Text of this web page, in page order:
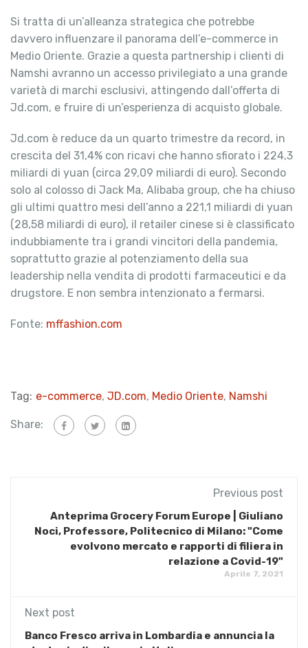
Si tratta di un’alleanza strategica che potrebbe
davvero influenzare il panorama dell’e-commerce in
Medio Oriente. Grazie a questa partnership i clienti di
Namshi avranno un accesso privilegiato a una grande
varietà di marchi esclusivi, attingendo dall’offerta di
Jd.com, e fruire di un’esperienza di acquisto globale.
Jd.com è reduce da un quarto trimestre da record, in
crescita del 31,4% con ricavi che hanno sfiorato i 224,3
miliardi di yuan (circa 29,09 miliardi di euro). Secondo
solo al colosso di Jack Ma, Alibaba group, che ha chiuso
gli ultimi quattro mesi dell’anno a 221,1 miliardi di yuan
(28,58 miliardi di euro), il retailer cinese si è classificato
indubbiamente tra i grandi vincitori della pandemia,
soprattutto grazie al potenziamento della sua
leadership nella vendita di prodotti farmaceutici e da
drugstore. E non sembra intenzionato a fermarsi.
Fonte: mffashion.com
Tag: e-commerce, JD.com, Medio Oriente, Namshi
Share:
Previous post
Anteprima Grocery Forum Europe | Giuliano
Noci, Professore, Politecnico di Milano: "Come
evolvono mercato e rapporti di filiera in
relazione a Covid-19"
Aprile 7, 2021
Next post
Banco Fresco arriva in Lombardia e annuncia la